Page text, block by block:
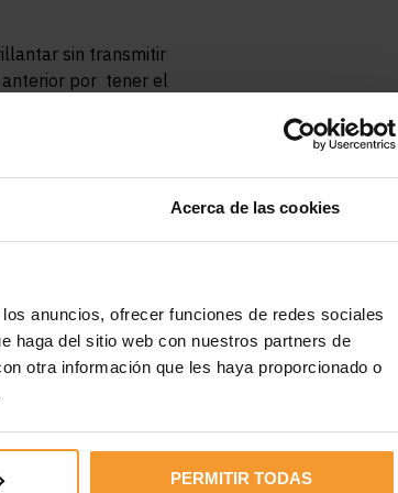
Acerca de las cookies
anuncios, ofrecer funciones de redes sociales
haga del sitio web con nuestros partners de
otra información que les haya proporcionado o
PERMITIR TODAS
sin transmitir
por tener el
para abrillantar
pasada la gamuza